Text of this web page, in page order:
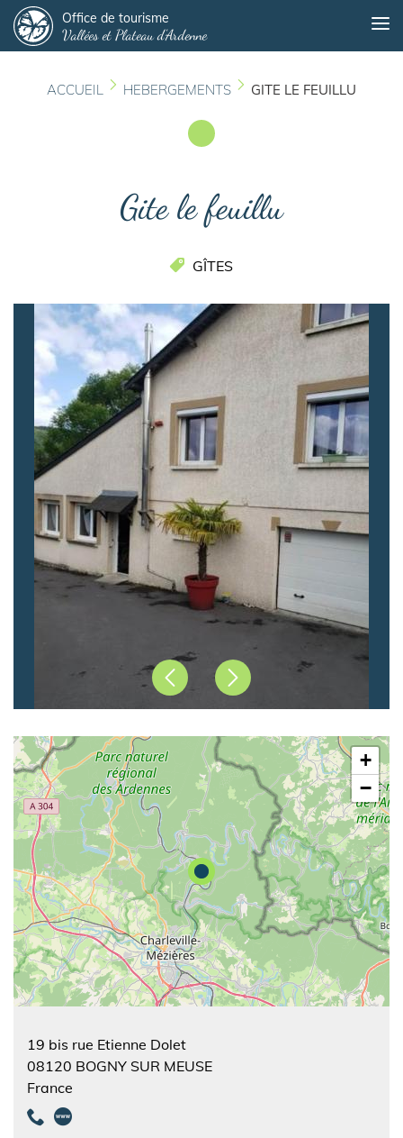
au
contenu
principal
Office de tourisme
Vallées et Plateau d'Ardenne
ACCUEIL HEBERGEMENTS GITE LE FEUILLU
Gite le feuillu
GÎTES
PrécédentSuivant
+
−
19 bis rue Etienne Dolet
08120 BOGNY SUR MEUSE
France
Panneau de gestion des cookies